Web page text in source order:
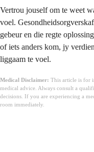
Vertrou jouself om te weet
voel.
gebeur en die regte
of iets anders kom, jy
liggaam te voel.
Medical Disclaimer: This article is for
medical advice. Always consult a
decisions. If you are experiencing a
room immediately.